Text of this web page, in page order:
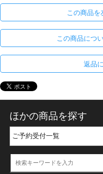
この商品を
この商品につ
返品
ほかの商品を探す